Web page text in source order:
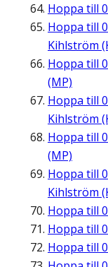
Hoppa till
Hoppa till
Kihlström
Hoppa till
(MP)
Hoppa till
Kihlström
Hoppa till
(MP)
Hoppa till
Kihlström
Hoppa till
Hoppa till
Hoppa till